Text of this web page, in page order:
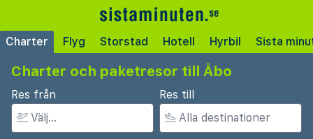
Charter Flyg Storstad Hotell Hyrbil Sista
Charter och paketresor till Åbo
Res från Res till